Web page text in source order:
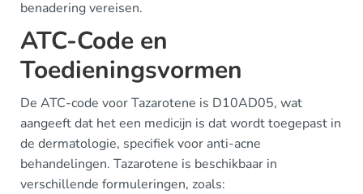
benadering vereisen.
ATC-Code en
Toedieningsvormen
De ATC-code voor Tazarotene is D10AD05, wat
aangeeft dat het een medicijn is dat wordt toegepast in
de dermatologie, specifiek voor anti-acne
behandelingen. Tazarotene is beschikbaar in
verschillende formuleringen, zoals: